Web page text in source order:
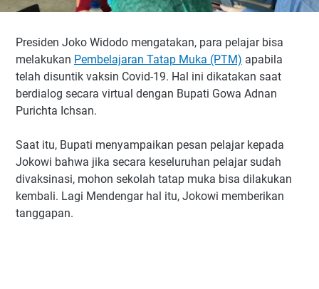
Presiden Joko Widodo mengatakan, para pelajar bisa
melakukan Pembelajaran Tatap Muka (PTM) apabila
telah disuntik vaksin Covid-19. Hal ini dikatakan saat
berdialog secara virtual dengan Bupati Gowa Adnan
Purichta Ichsan.
Saat itu, Bupati menyampaikan pesan pelajar kepada
Jokowi bahwa jika secara keseluruhan pelajar sudah
divaksinasi, mohon sekolah tatap muka bisa dilakukan
kembali. Lagi Mendengar hal itu, Jokowi memberikan
tanggapan.